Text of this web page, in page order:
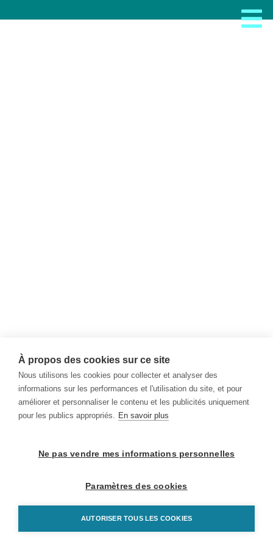
À propos des cookies sur ce site
Nous utilisons les cookies pour collecter et analyser des
informations sur les performances et l'utilisation du site, et pour
améliorer et personnaliser le contenu et les publicités uniquement
pour les publics appropriés. En savoir plus
Ne pas vendre mes informations personnelles
Paramètres des cookies
AUTORISER TOUS LES COOKIES